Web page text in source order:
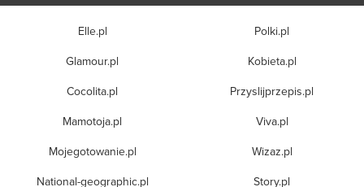
Elle.pl
Glamour.pl
Cocolita.pl
Mamotoja.pl
Mojegotowanie.pl
National-geographic.pl
Polki.pl
Kobieta.pl
Przyslijprzepis.pl
Viva.pl
Wizaz.pl
Story.pl